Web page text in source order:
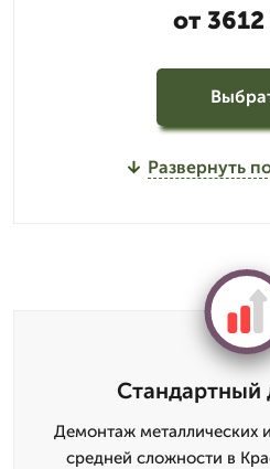
от 3612
Развернуть
Демонтаж металлических
средней сложности в